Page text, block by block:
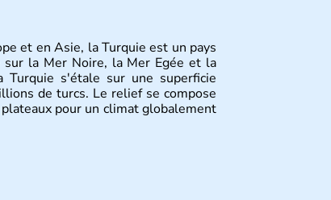
et en Asie, la Turquie est un pays
la Mer Noire, la Mer Egée et la
Turquie s'étale sur une superficie
de turcs. Le relief se compose
pour un climat globalement